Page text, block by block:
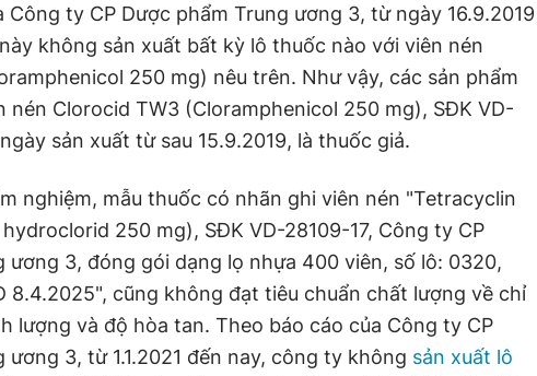
Công ty CP Dược phẩm Trung ương 3, từ ngày 16.9.2019
không sản xuất bất kỳ lô thuốc nào với viên nén
250 mg) nêu trên. Như vậy, các sản phẩm
nén Clorocid TW3 (Cloramphenicol 250 mg), SĐK VD-
sản xuất từ sau 15.9.2019, là thuốc giả.
nghiệm, mẫu thuốc có nhãn ghi viên nén "Tetracyclin
250 mg), SĐK VD-28109-17, Công ty CP
ương 3, đóng gói dạng lọ nhựa 400 viên, số lô: 0320,
8.4.2025", cũng không đạt tiêu chuẩn chất lượng về chỉ
lượng và độ hòa tan. Theo báo cáo của Công ty CP
ương 3, từ 1.1.2021 đến nay, công ty không sản xuất lô